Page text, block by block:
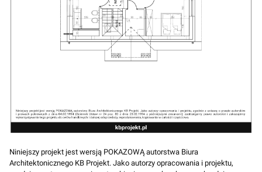
Niniejszy projekt jest wersją POKAZOWĄ autorstwa Biura
Architektonicznego KB Projekt. Jako autorzy opracowania i projektu,